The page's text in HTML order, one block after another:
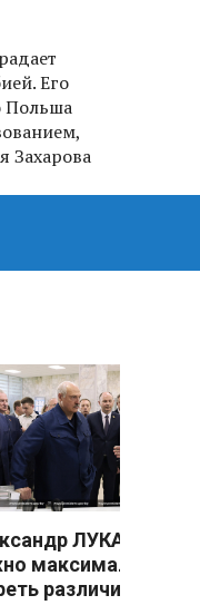
Его
Польша
Захарова
максимально
различия